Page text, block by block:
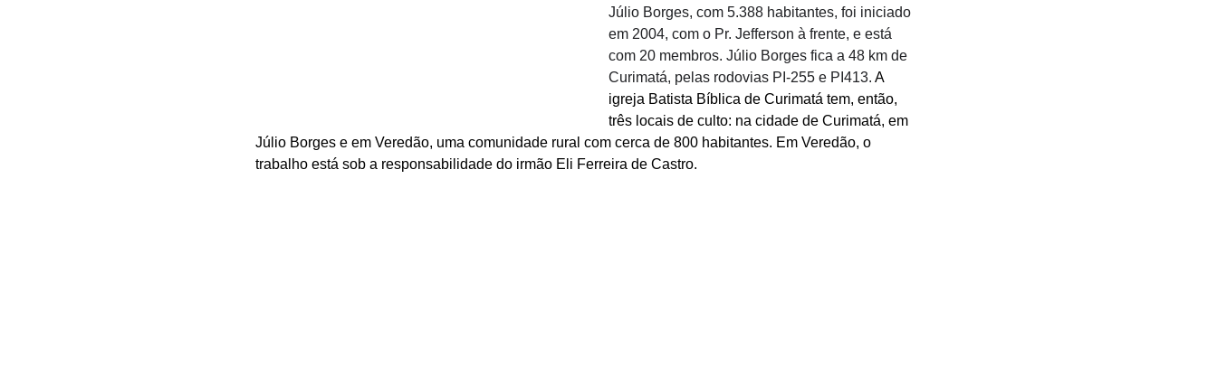
Júlio Borges, com 5.388 habitantes, foi iniciado
em 2004, com o Pr. Jefferson à frente, e está
com 20 membros. Júlio Borges fica a 48 km de
Curimatá, pelas rodovias PI-255 e PI413. A
igreja Batista Bíblica de Curimatá tem, então,
três locais de culto: na cidade de Curimatá, em
Júlio Borges e em Veredão, uma comunidade rural com cerca de 800 habitantes. Em Veredão, o
trabalho está sob a responsabilidade do irmão Eli Ferreira de Castro.